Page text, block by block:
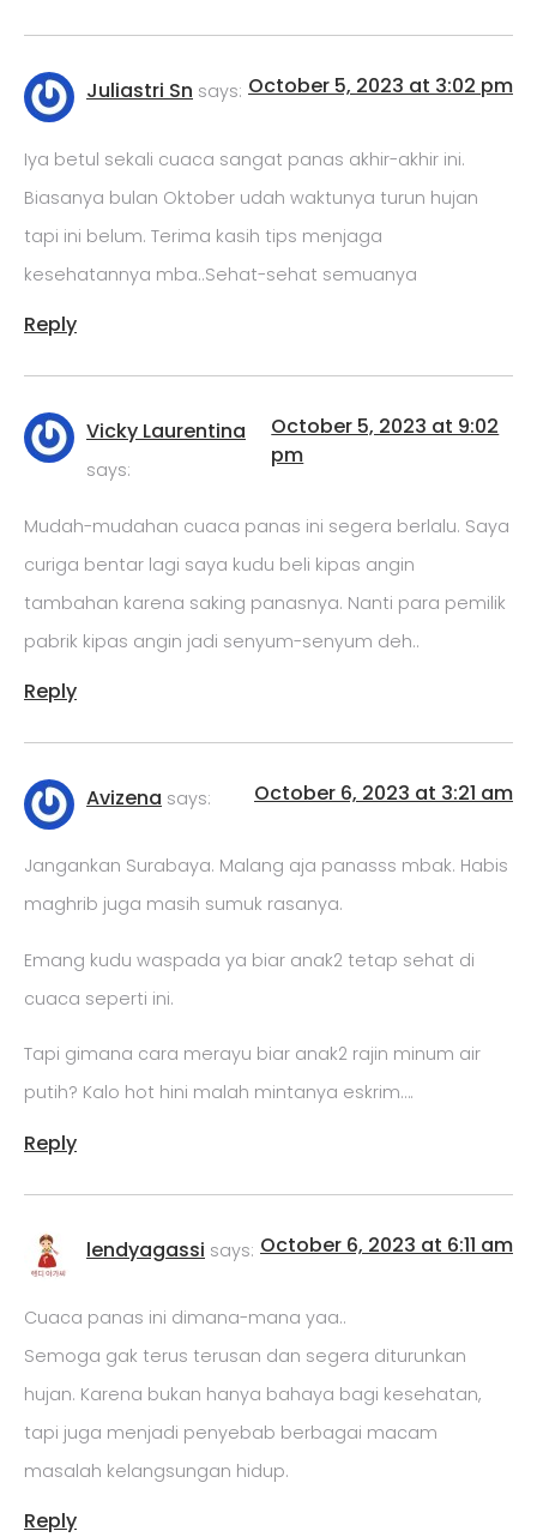
Juliastri Sn says: October 5, 2023 at 3:02 pm
Iya betul sekali cuaca sangat panas akhir-akhir ini.
Biasanya bulan Oktober udah waktunya turun hujan
tapi ini belum. Terima kasih tips menjaga
kesehatannya mba..Sehat-sehat semuanya
Reply
Vicky Laurentina
says:
October 5, 2023 at 9:02
pm
Mudah-mudahan cuaca panas ini segera berlalu. Saya
curiga bentar lagi saya kudu beli kipas angin
tambahan karena saking panasnya. Nanti para pemilik
pabrik kipas angin jadi senyum-senyum deh..
Reply
Avizena says: October 6, 2023 at 3:21 am
Jangankan Surabaya. Malang aja panasss mbak. Habis
maghrib juga masih sumuk rasanya.
Emang kudu waspada ya biar anak2 tetap sehat di
cuaca seperti ini.
Tapi gimana cara merayu biar anak2 rajin minum air
putih? Kalo hot hini malah mintanya eskrim….
Reply
lendyagassi says: October 6, 2023 at 6:11 am
Cuaca panas ini dimana-mana yaa..
Semoga gak terus terusan dan segera diturunkan
hujan. Karena bukan hanya bahaya bagi kesehatan,
tapi juga menjadi penyebab berbagai macam
masalah kelangsungan hidup.
Reply